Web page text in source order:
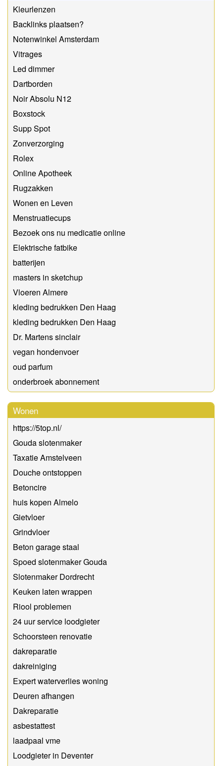
Kleurlenzen
Backlinks plaatsen?
Notenwinkel Amsterdam
Vitrages
Led dimmer
Dartborden
Noir Absolu N12
Boxstock
Supp Spot
Zonverzorging
Rolex
Online Apotheek
Rugzakken
Wonen en Leven
Menstruatiecups
Bezoek ons nu medicatie online
Elektrische fatbike
batterijen
masters in sketchup
Vloeren Almere
kleding bedrukken Den Haag
kleding bedrukken Den Haag
Dr. Martens sinclair
vegan hondenvoer
oud parfum
onderbroek abonnement
Wonen
https://5top.nl/
Gouda slotenmaker
Taxatie Amstelveen
Douche ontstoppen
Betoncire
huis kopen Almelo
Gietvloer
Grindvloer
Beton garage staal
Spoed slotenmaker Gouda
Slotenmaker Dordrecht
Keuken laten wrappen
Riool problemen
24 uur service loodgieter
Schoorsteen renovatie
dakreparatie
dakreiniging
Expert waterverlies woning
Deuren afhangen
Dakreparatie
asbestattest
laadpaal vme
Loodgieter in Deventer